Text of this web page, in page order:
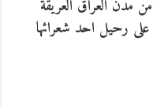
مدن العراق العريقة
رحيل احد شعرائها